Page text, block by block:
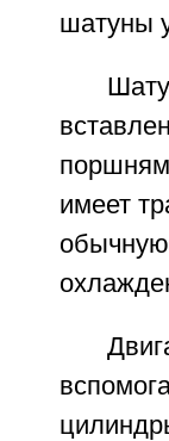
шатуны
имеет